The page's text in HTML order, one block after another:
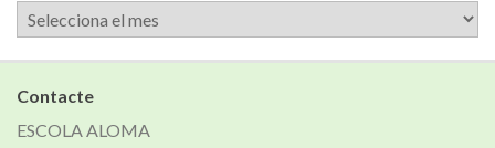
Arxiu
de
notícies
Contacte
ESCOLA ALOMA